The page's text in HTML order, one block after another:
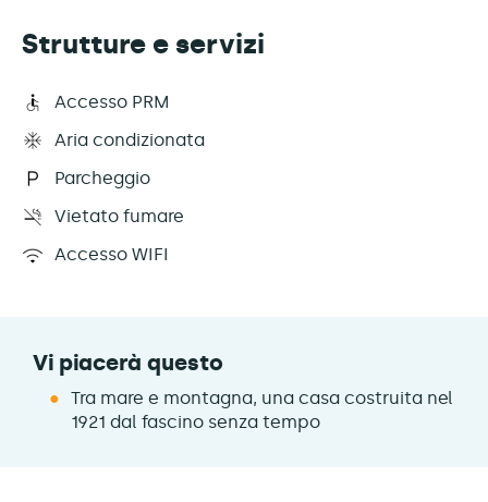
Strutture e servizi
Accesso PRM
Aria condizionata
Parcheggio
Vietato fumare
Accesso WIFI
Vi piacerà questo
Tra mare e montagna, una casa costruita nel
1921 dal fascino senza tempo